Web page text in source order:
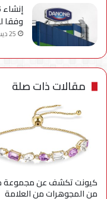
وفقا
25 ديسمبر، 2017
مقالات ذات صلة
كيونت تكشف عن مجموعة
من المجوهرات من العلامة